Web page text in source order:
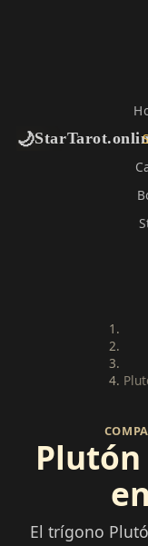
🌙
El trígono